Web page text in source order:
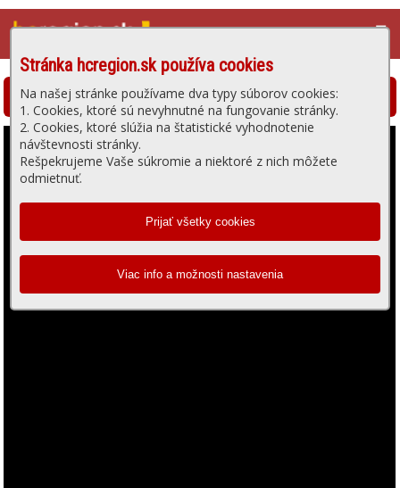
☰
Stránka hcregion.sk používa cookies
Na našej stránke používame dva typy súborov cookies:
1. Cookies, ktoré sú nevyhnutné na fungovanie stránky.
2. Cookies, ktoré slúžia na štatistické vyhodnotenie
návštevnosti stránky.
Rešpekrujeme Vaše súkromie a niektoré z nich môžete
odmietnuť.
Hlohovská televízia - prehrávanie videa